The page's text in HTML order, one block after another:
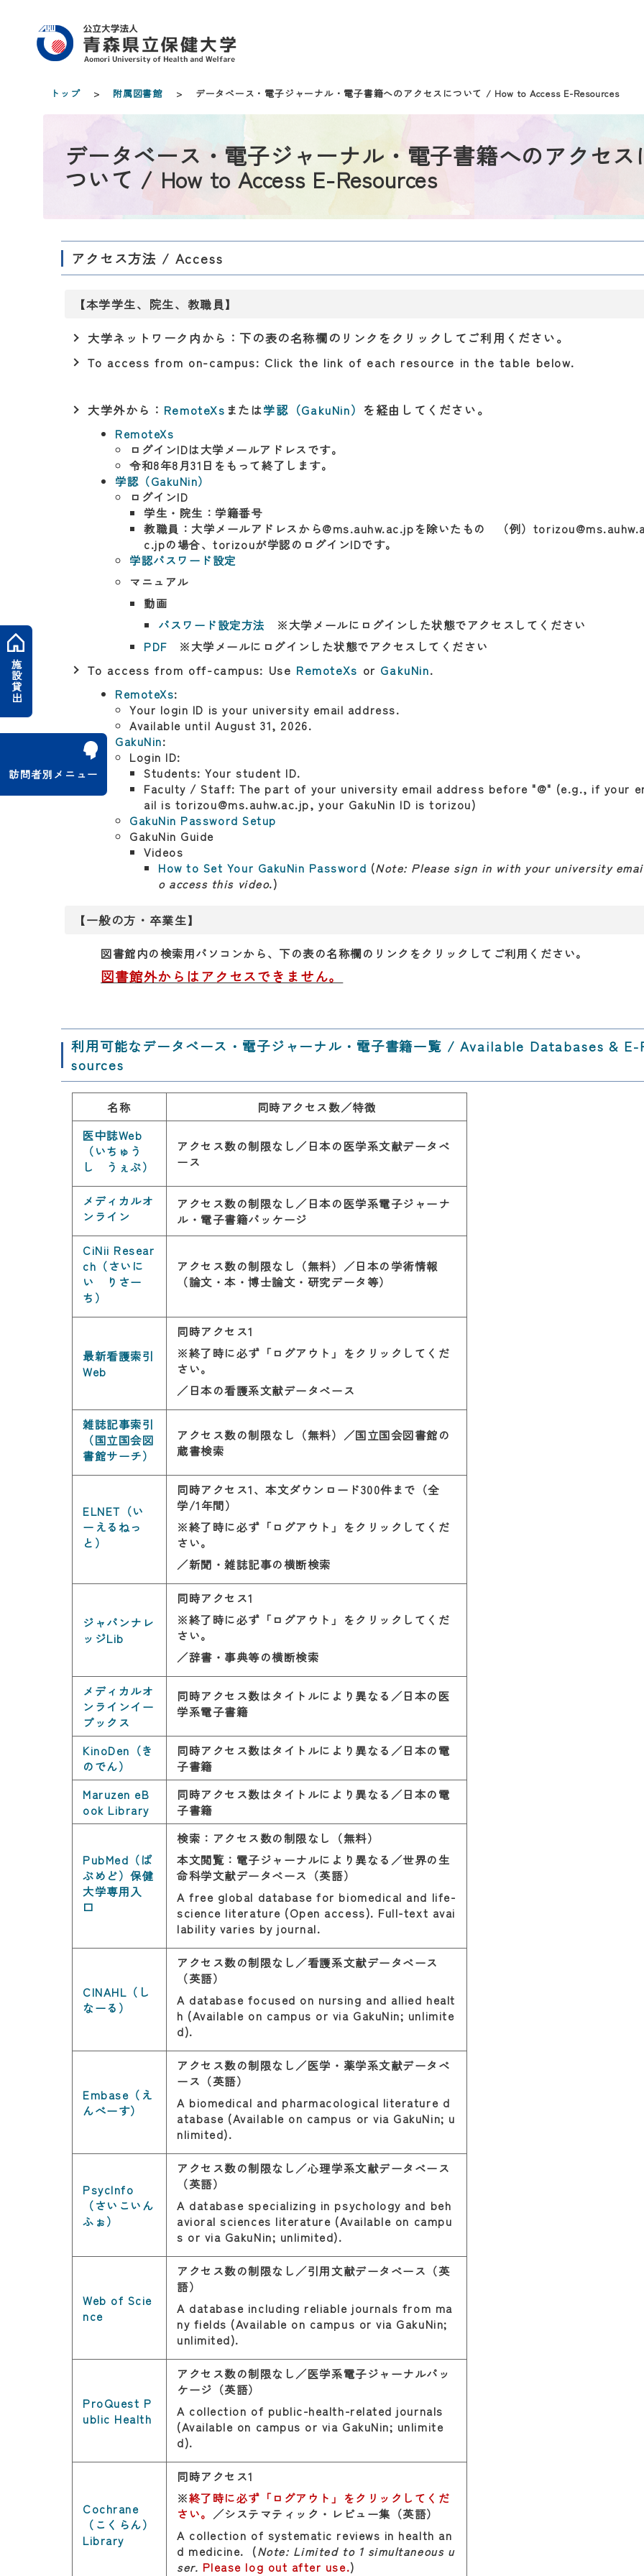
トップ> 附属図書館­ > データベース・電子ジャーナル・電子書籍へのアクセスについて / How to Access E-Resources
データベース・電子ジャーナル・電子書籍へのアクセス
ついて / How to Access E-Resources
アクセス方法 / Access
【本学学生、院生、教職員】
大学ネットワーク内から：下の表の名称欄のリンクをクリックしてご利用ください。
To access from on-campus: Click the link of each resource in the table below.
大学外から： RemoteXs または学認（GakuNin） を経由してください。
RemoteXs
ログインIDは大学メールアドレスです。
令和8年8月31日をもって終了します。
学認（GakuNin）
ログインID
学生・院生：学籍番号
教職員：大学メールアドレスから@ms.auhw.ac.jpを除いたもの （例）
c.jpの場合、torizouが学認のログインIDです。
学認パスワード設定
マニュアル
動画
パスワード設定方法 ※大学メールにログインした状態でアクセスしてください
PDF ※大学メールにログインした状態でアクセスしてください
To access from off-campus: Use RemoteXs or GakuNin.
RemoteXs:
Your login ID is your university email address.
Available until August 31, 2026.
GakuNin:
Login ID:
Students: Your student ID.
Faculty / Staff: The part of your university email address before "@" (e.g., if your
ail is torizou@ms.auhw.ac.jp, your GakuNin ID is torizou)
GakuNin Password Setup
​GakuNin Guide
Videos
How to Set Your GakuNin Password (Note: Please sign in with your university
o access this video.)
【一般の方・卒業生】
図書館内の検索用パソコンから、下の表の名称欄のリンクをクリックしてご利用ください。
図書館外からはアクセスできません。
利用可能なデータベース・電子ジャーナル・電子書籍一覧 / Available Databases & E-
sources
名称
同時アクセス数／特徴
医中誌Web
（いちゅう
し うぇぶ）
アクセス数の制限なし／日本の医学系文献データベ
ース
メディカルオ
ンライン
アクセス数の制限なし／日本の医学系電子ジャーナ
ル・電子書籍パッケージ
CiNii Resear
ch（さいに
い りさー
ち）
アクセス数の制限なし（無料）／日本の学術情報
（論文・本・博士論文・研究データ等）
最新看護索引
Web
同時アクセス1
※終了時に必ず「ログアウト」をクリックしてくだ
さい。
／日本の看護系文献データベース
雑誌記事索引
（国立国会図
書館サーチ）
アクセス数の制限なし（無料）／国立国会図書館の
蔵書検索
ELNET（い
ーえるねっ
と）
同時アクセス1、本文ダウンロード300件まで（全
学/1年間）
※終了時に必ず「ログアウト」をクリックしてくだ
さい。
／新聞・雑誌記事の横断検索
ジャパンナレ
ッジLib
同時アクセス1
※終了時に必ず「ログアウト」をクリックしてくだ
さい。
／辞書・事典等の横断検索
メディカルオ
ンラインイー
ブックス
同時アクセス数はタイトルにより異なる／日本の医
学系電子書籍
KinoDen（き
のでん）
同時アクセス数はタイトルにより異なる／日本の電
子書籍
Maruzen eB
ook Library
同時アクセス数はタイトルにより異なる／日本の電
子書籍
PubMed（ぱ
ぶめど）保健
大学専用入
口
検索：アクセス数の制限なし（無料）
本文閲覧：電子ジャーナルにより異なる／世界の生
命科学文献データベース（英語）
A free global database for biomedical and life-
science literature (Open access). Full-text avai
lability varies by journal.
CINAHL（し
なーる）
アクセス数の制限なし／看護系文献データベース
（英語）
A database focused on nursing and allied healt
h (Available on campus or via GakuNin; unlimite
d).
Embase（え
んべーす）
アクセス数の制限なし／医学・薬学系文献データベ
ース（英語）
A biomedical and pharmacological literature d
atabase (Available on campus or via GakuNin; u
nlimited).
PsycInfo
（さいこいん
ふぉ）
アクセス数の制限なし／心理学系文献データベース
（英語）
A database specializing in psychology and beh
avioral sciences literature (Available on campu
s or via GakuNin; unlimited).
Web of Scie
nce
アクセス数の制限なし／引用文献データベース（英
語）
A database including reliable journals from ma
ny fields (Available on campus or via GakuNin;
unlimited).
ProQuest P
ublic Health
アクセス数の制限なし／医学系電子ジャーナルパッ
ケージ（英語）
A collection of public-health-related journals
(Available on campus or via GakuNin; unlimite
d).
Cochrane
（こくらん）
Library
同時アクセス1
※終了時に必ず「ログアウト」をクリックしてくだ
さい。 ／システマティック・レビュー集（英語）
A collection of systematic reviews in health an
d medicine. (Note: Limited to 1 simultaneous u
ser. Please log out after use.)
施設貸出
訪問者別メニュー